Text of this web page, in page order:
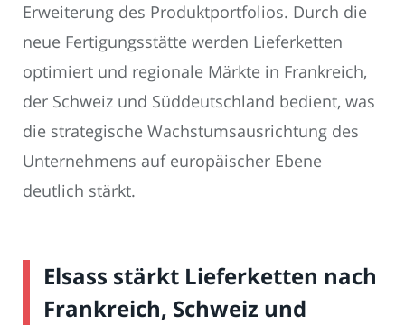
Erweiterung des Produktportfolios. Durch die
neue Fertigungsstätte werden Lieferketten
optimiert und regionale Märkte in Frankreich,
der Schweiz und Süddeutschland bedient, was
die strategische Wachstumsausrichtung des
Unternehmens auf europäischer Ebene
deutlich stärkt.
Elsass stärkt Lieferketten nach
Frankreich, Schweiz und